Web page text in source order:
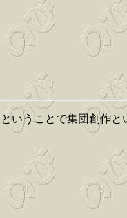
いうことで集団創作と